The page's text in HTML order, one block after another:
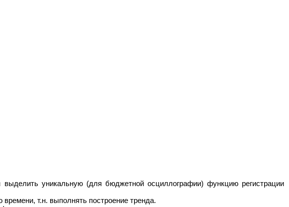
уникальную (для бюджетной осциллографии) функцию регистрации
т.н. выполнять построение тренда.